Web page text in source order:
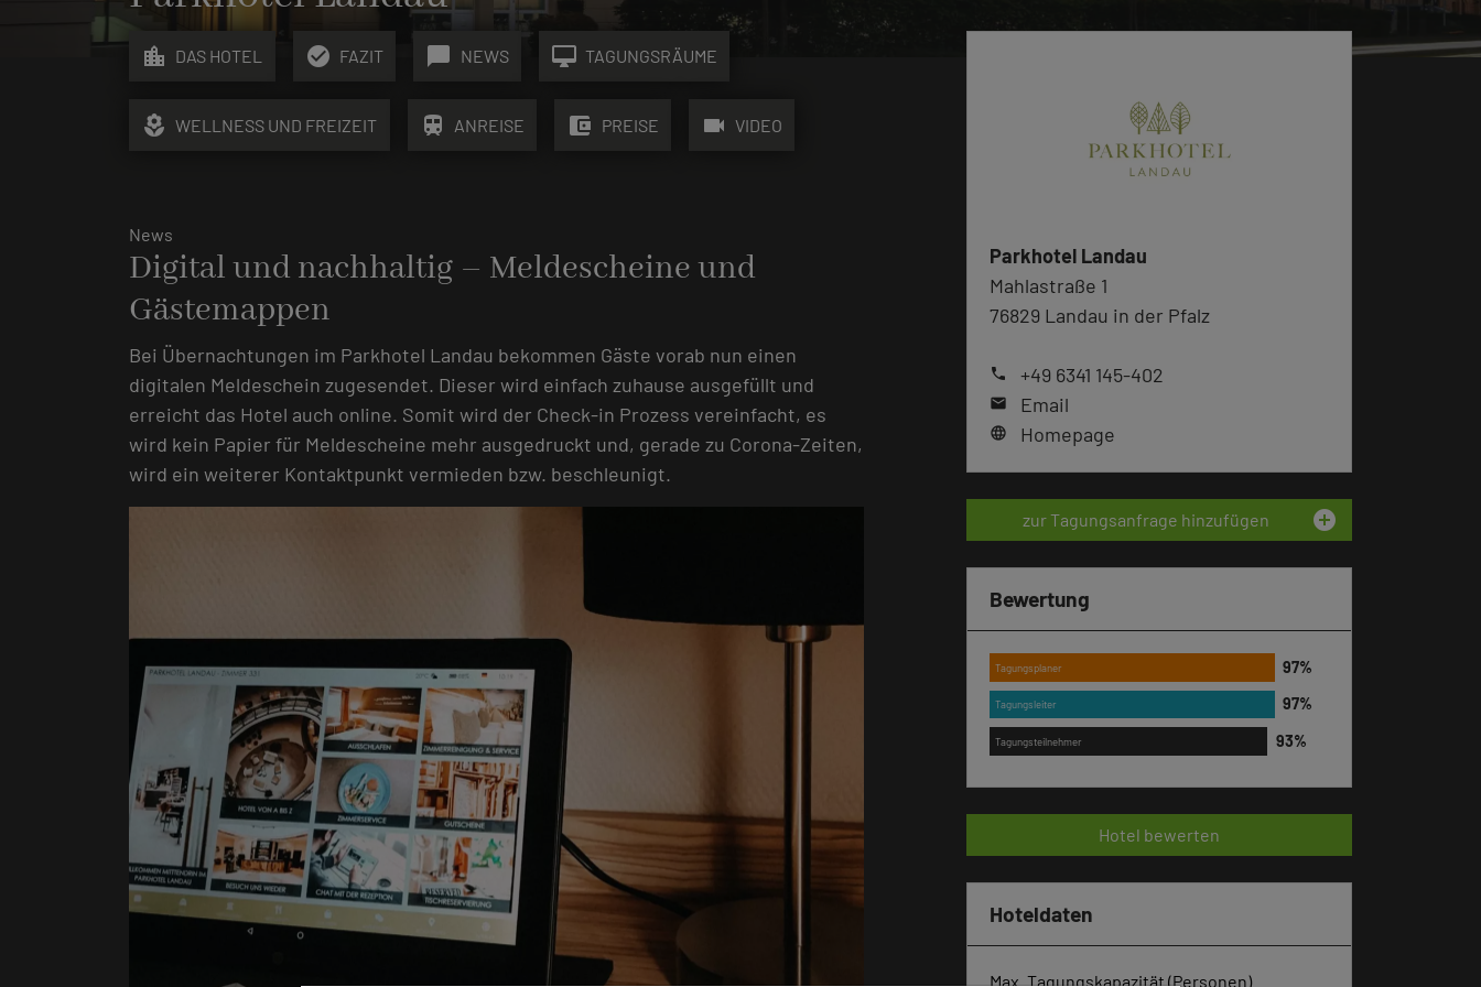
location_city DAS HOTEL check_circle FAZIT chat_bubble NEWS desktop_mac TAGUNGSRÄUME
local_florist WELLNESS UND FREIZEIT train ANREISE account_balance_wallet PREISE videocam VIDEO
News
Digital und nachhaltig – Meldescheine und
Gästemappen
Bei Übernachtungen im Parkhotel Landau bekommen Gäste vorab nun einen
digitalen Meldeschein zugesendet. Dieser wird einfach zuhause ausgefüllt und
erreicht das Hotel auch online. Somit wird der Check-in Prozess vereinfacht, es
wird kein Papier für Meldescheine mehr ausgedruckt und, gerade zu Corona-Zeiten,
wird ein weiterer Kontaktpunkt vermieden bzw. beschleunigt.
Parkhotel Landau
Mahlastraße 1
76829 Landau in der Pfalz
phone +49 6341 145-402
mail Email
language Homepage
zur Tagungsanfrage hinzufügen add_circle
Bewertung
Tagungsplaner
Tagungsleiter
Tagungsteilnehmer
Hotel bewerten
Hoteldaten
Max. Tagungskapazität (Personen)